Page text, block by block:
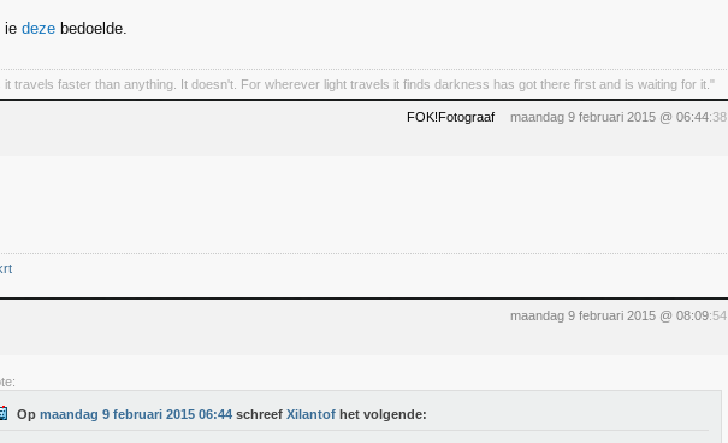
ie deze bedoelde.
it travels faster than anything. It doesn't. For wherever light travels it finds darkness has got there first and is waiting for it."
FOK!Fotograaf maandag 9 februari 2015 @ 06:44:38
maandag 9 februari 2015 @ 08:09:54
Op maandag 9 februari 2015 06:44 schreef Xilantof het volgende: